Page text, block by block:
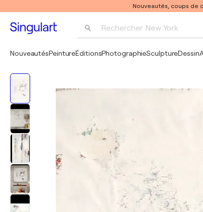
Nouveautés, coups de
Rechercher New York
Pablo Picasso
NouveautésPeintureÉditionsPhotographieSculptureDessin